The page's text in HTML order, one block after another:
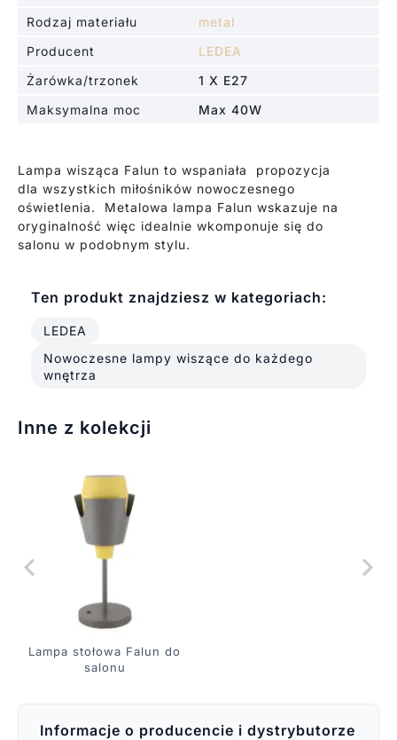
Rodzaj materiału
metal
Producent
LEDEA
Żarówka/trzonek
1 X E27
Maksymalna moc
Max 40W
Lampa wisząca Falun to wspaniała propozycja
dla wszystkich miłośników nowoczesnego
oświetlenia. Metalowa lampa Falun wskazuje na
oryginalność więc idealnie wkomponuje się do
salonu w podobnym stylu.
Ten produkt znajdziesz w kategoriach:
LEDEA
Nowoczesne lampy wiszące do każdego
wnętrza
Inne z kolekcji
Lampa stołowa Falun do
salonu
Informacje o producencie i dystrybutorze